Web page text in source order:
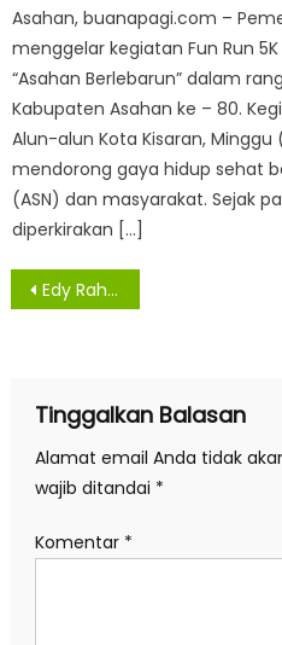
Asahan, buanapagi.com –
menggelar kegiatan Fun Run
“Asahan Berlebarun” dalam
Kabupaten Asahan ke – 80.
Alun-alun Kota Kisaran,
mendorong gaya hidup sehat
(ASN) dan masyarakat. Sejak
diperkirakan […]
Navigasi
Edy Rahmayadi Sebut Lelang Dimulai Desember 2020
Tinggalkan Balasan
Alamat email Anda tidak
wajib ditandai *
Komentar *